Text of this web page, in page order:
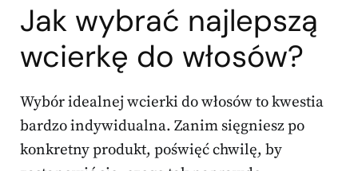
Jak wybrać najlepszą
wcierkę do włosów?
Wybór idealnej wcierki do włosów to kwestia
bardzo indywidualna. Zanim sięgniesz po
konkretny produkt, poświęć chwilę, by